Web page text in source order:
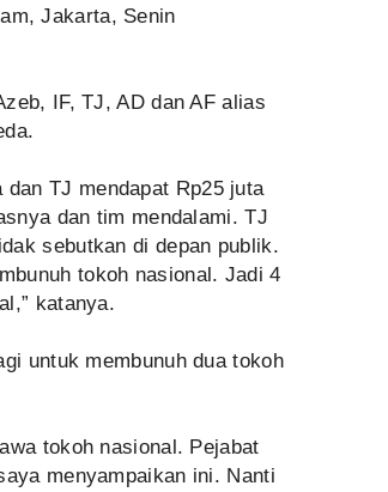
Jakarta, Senin
IF, TJ, AD dan AF alias
dan TJ mendapat Rp25 juta
dan tim mendalami. TJ
sebutkan di depan publik.
tokoh nasional. Jadi 4
katanya.
untuk membunuh dua tokoh
tokoh nasional. Pejabat
menyampaikan ini. Nanti